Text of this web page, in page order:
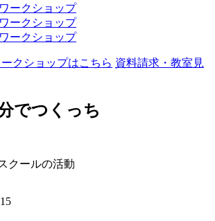
ークショップ
ークショップ
ークショップ
ークショップはこちら 資料請求・教室見
でつくっち
クールの活動